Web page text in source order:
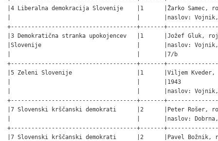
|4 Liberalna demokracija Slovenije    |1      |Žarko Samec,
|                                     |       |naslov: Vojnik,
+-------------------------------------+-------
|3 Demokratična stranka upokojencev   |1      |Jožef Gluk,
|Slovenije                            |       |naslov: Vojnik,
|                                     |       |7/b
+-------------------------------------+-------
|5 Zeleni Slovenije                   |1      |Viljem
|                                     |       |1943
|                                     |       |naslov: Vojnik,
+-------------------------------------+-------
|7 Slovenski krščanski demokrati      |2      |Peter Rošer,
|                                     |       |naslov: Dobrna,
+-------------------------------------+-------
|7 Slovenski krščanski demokrati      |2      |Pavel